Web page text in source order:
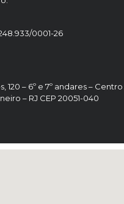
0001-26
120 – 6º e 7º andares – Centro
– RJ CEP 20051-040